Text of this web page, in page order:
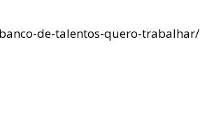
de-talentos-quero-trabalhar/